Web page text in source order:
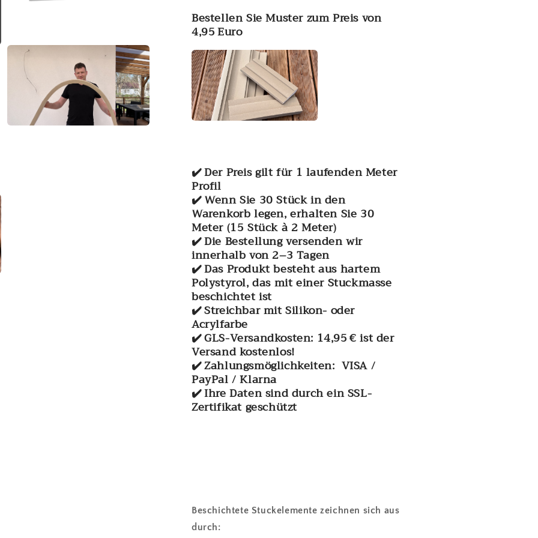
Medien
Modal
Bestellen Sie Muster zum Preis von
4,95 Euro
✔️ Der Preis gilt für 1 laufenden Meter
Profil
✔️ Wenn Sie 30 Stück in den
Warenkorb legen, erhalten Sie 30
Meter (15 Stück à 2 Meter)
✔️ Die Bestellung versenden wir
innerhalb von 2–3 Tagen
✔️ Das Produkt besteht aus hartem
Polystyrol, das mit einer Stuckmasse
beschichtet ist
✔️ Streichbar mit Silikon- oder
Acrylfarbe
✔️ GLS-Versandkosten: 14,95 € ist der
Versand kostenlos!
✔️ Zahlungsmöglichkeiten: VISA /
PayPal / Klarna
✔️ Ihre Daten sind durch ein SSL-
Zertifikat geschützt
Beschichtete Stuckelemente zeichnen sich aus
durch: